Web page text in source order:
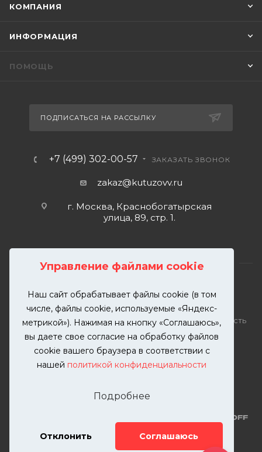
Управление файлами cookie
Наш сайт обрабатывает файлы cookie (в том
числе, файлы cookie, используемые «Яндекс-
метрикой»). Нажимая на кнопку «Соглашаюсь»,
вы даете свое согласие на обработку файлов
cookie вашего браузера в соответствии с
нашей политикой конфиденциальности
Подробнее
Отклонить Соглашаюсь
КОМПАНИЯ
ИНФОРМАЦИЯ
ПОМОЩЬ
ПОДПИСАТЬСЯ НА РАССЫЛКУ
+7 (499) 302-00-57 ЗАКАЗАТЬ ЗВОНОК
zakaz@kutuzovv.ru
г. Москва, Краснобогатырская
улица, 89, стр. 1.
2026 © KUTUZOVV | Кузовной ремонт и покраска
автомобилей. Вся информация на сайте – собственность
ООО "КУТУЗОВВ"
Публикация информации с сайта KUTUZOVV.RU без
Почта: zakaz@kutuzovv.ru